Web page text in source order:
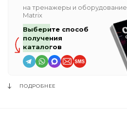
на тренажеры и оборудование
Matrix
Выберите способ
получения
каталогов
ПОДРОБНЕЕ